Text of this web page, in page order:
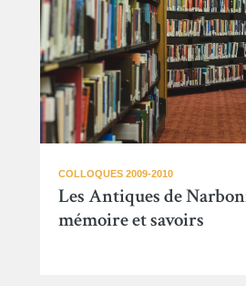
COLLOQUES 2009-2010
Les Antiques de
mémoire et savoirs